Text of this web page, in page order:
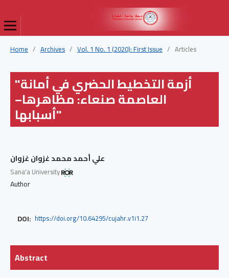
Home / Archives / Vol. 1 No. 1 (2020): First Issue / Articles
"أزمة التخطيط الحضري في أمانة
العاصمة صنعاء: مظاهرها–
أسبابها"
علي أحمد محمد غزوان غزوان
Sana'a University
Author
DOI: https://doi.org/10.64295/cujahr.v1i1.27
Abstract